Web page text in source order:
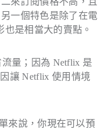
一個特色是除了在電
是相當大的賣點。
量；因為 Netflix 是
讓 Netflix 使用情境
來說，你現在可以預